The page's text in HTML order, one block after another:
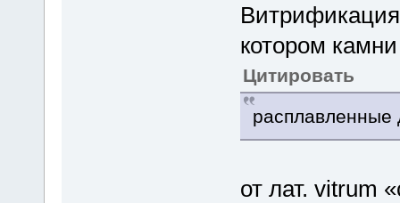
котором
Цитировать
расплавленные
от лат. vitrum